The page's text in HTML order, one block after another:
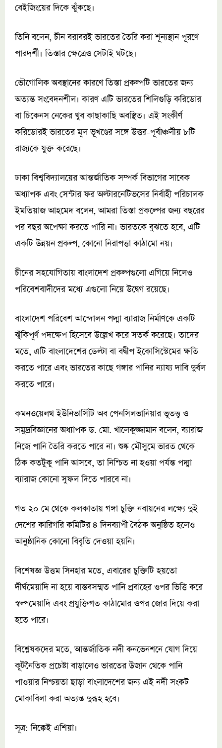
বেইজিংয়ের দিকে ঝুঁকছে।
তিনি বলেন, চীন বরাবরই ভারতের তৈরি করা শূন্যস্থান পূরণে
পারদর্শী। তিস্তার ক্ষেত্রেও সেটাই ঘটছে।
ভৌগোলিক অবস্থানের কারণে তিস্তা প্রকল্পটি ভারতের জন্য
অত্যন্ত সংবেদনশীল। কারণ এটি ভারতের শিলিগুড়ি করিডোর
বা চিকেনস নেকের খুব কাছাকাছি অবস্থিত। এই সংকীর্ণ
করিডোরই ভারতের মূল ভূখণ্ডের সঙ্গে উত্তর-পূর্বাঞ্চলীয় ৮টি
রাজ্যকে যুক্ত করেছে।
ঢাকা বিশ্ববিদ্যালয়ের আন্তর্জাতিক সম্পর্ক বিভাগের সাবেক
অধ্যাপক এবং সেন্টার ফর অল্টারনেটিভসের নির্বাহী পরিচালক
ইমতিয়াজ আহমেদ বলেন, আমরা তিস্তা প্রকল্পের জন্য বছরের
পর বছর অপেক্ষা করতে পারি না। ভারতকে বুঝতে হবে, এটি
একটি উন্নয়ন প্রকল্প, কোনো নিরাপত্তা কাঠামো নয়।
চীনের সহযোগিতায় বাংলাদেশ প্রকল্পগুলো এগিয়ে নিলেও
পরিবেশবাদীদের মধ্যে এগুলো নিয়ে উদ্বেগ রয়েছে।
বাংলাদেশ পরিবেশ আন্দোলন পদ্মা ব্যারাজ নির্মাণকে একটি
ঝুঁকিপূর্ণ পদক্ষেপ হিসেবে উল্লেখ করে সতর্ক করেছে। তাদের
মতে, এটি বাংলাদেশের ডেল্টা বা বদ্বীপ ইকোসিস্টেমের ক্ষতি
করতে পারে এবং ভারতের কাছে গঙ্গার পানির ন্যায্য দাবি দুর্বল
করতে পারে।
কমনওয়েলথ ইউনিভার্সিটি অব পেনসিলভানিয়ার ভূতত্ত্ব ও
সমুদ্রবিজ্ঞানের অধ্যাপক ড. মো. খালেকুজ্জামান বলেন, ব্যারাজ
নিজে পানি তৈরি করতে পারে না। শুষ্ক মৌসুমে ভারত থেকে
ঠিক কতটুকু পানি আসবে, তা নিশ্চিত না হওয়া পর্যন্ত পদ্মা
ব্যারাজ কোনো সুফল দিতে পারবে না।
গত ২০ মে থেকে কলকাতায় গঙ্গা চুক্তি নবায়নের লক্ষ্যে দুই
দেশের কারিগরি কমিটির ৪ দিনব্যাপী বৈঠক অনুষ্ঠিত হলেও
আনুষ্ঠানিক কোনো বিবৃতি দেওয়া হয়নি।
বিশেষজ্ঞ উত্তম সিনহার মতে, এবারের চুক্তিটি হয়তো
দীর্ঘমেয়াদি না হয়ে বাস্তবসম্মত পানি প্রবাহের ওপর ভিত্তি করে
স্বল্পমেয়াদি এবং প্রযুক্তিগত কাঠামোর ওপর জোর দিয়ে করা
হতে পারে।
বিশ্লেষকদের মতে, আন্তর্জাতিক নদী কনভেনশনে যোগ দিয়ে
কূটনৈতিক প্রচেষ্টা বাড়ালেও ভারতের উজান থেকে পানি
পাওয়ার নিশ্চয়তা ছাড়া বাংলাদেশের জন্য এই নদী সংকট
মোকাবিলা করা অত্যন্ত দুরূহ হবে।
সূত্র: নিক্কেই এশিয়া।